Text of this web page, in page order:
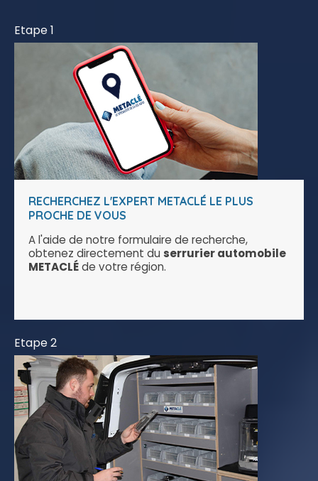
Etape 1
RECHERCHEZ L'EXPERT METACLÉ LE PLUS
PROCHE DE VOUS
A l'aide de notre formulaire de recherche,
obtenez directement du serrurier automobile
METACLÉde votre région.
Etape 2